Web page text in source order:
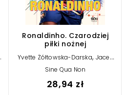
Ronaldinho. Czarodziej
piłki nożnej
Yvette Żółtowska-Darska, Jacek
Sarzało
Sine Qua Non
28,94 zł